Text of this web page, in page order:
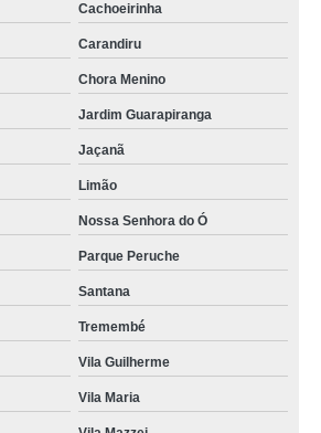
Cachoeirinha
Carandiru
Chora Menino
Jardim Guarapiranga
Jaçanã
Limão
Nossa Senhora do Ó
Parque Peruche
Santana
Tremembé
Vila Guilherme
Vila Maria